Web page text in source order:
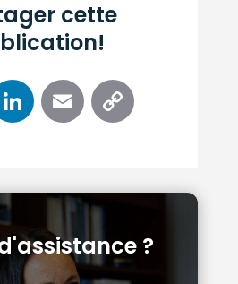
cette
LinkedInEmail
?